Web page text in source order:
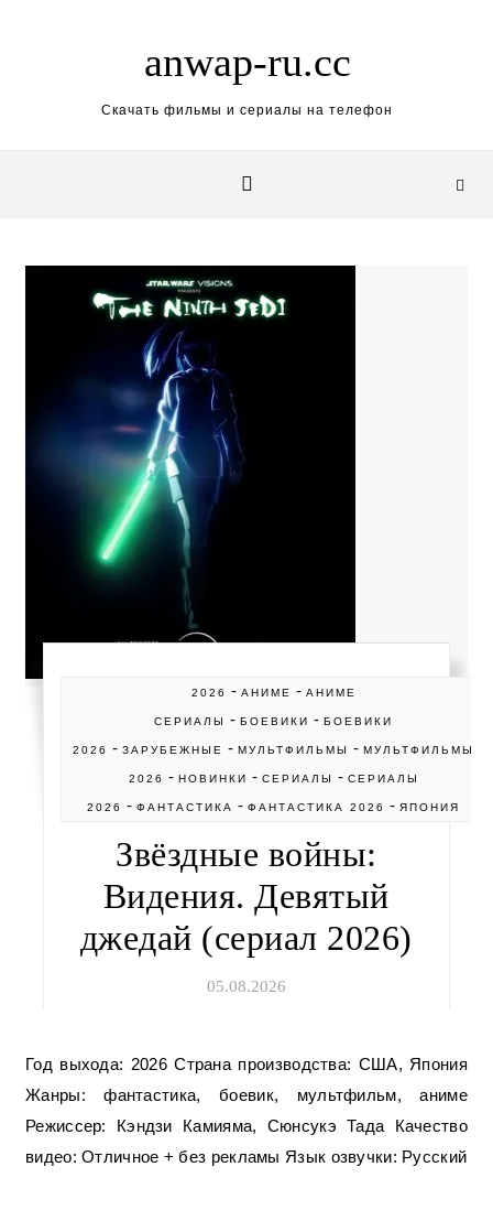
anwap-ru.cc
Скачать фильмы и сериалы на телефон
2026 - АНИМЕ - АНИМЕ
СЕРИАЛЫ -БОЕВИКИ -БОЕВИКИ
2026 -ЗАРУБЕЖНЫЕ -МУЛЬТФИЛЬМЫ -МУЛЬТФИЛЬМЫ
2026 - НОВИНКИ - СЕРИАЛЫ - СЕРИАЛЫ
2026 -ФАНТАСТИКА -ФАНТАСТИКА 2026 -ЯПОНИЯ
Звёздные войны:
Видения. Девятый
джедай (сериал 2026)
05.08.2026
Год выхода: 2026 Страна производства: США, Япония
Жанры: фантастика, боевик, мультфильм, аниме
Режиссер: Кэндзи Камияма, Сюнсукэ Тада Качество
видео: Отличное + без рекламы Язык озвучки: Русский